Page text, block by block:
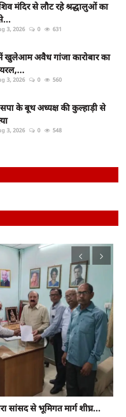
मंदिर से लौट रहे श्रद्धालुओं का
3, 2026 0 631
खुलेआम अवैध गांजा कारोबार का
3, 2026 0 560
के बूथ अध्यक्ष की कुल्हाड़ी से
3, 2026 0 548
सांसद से भूमिगत मार्ग शीघ्र...